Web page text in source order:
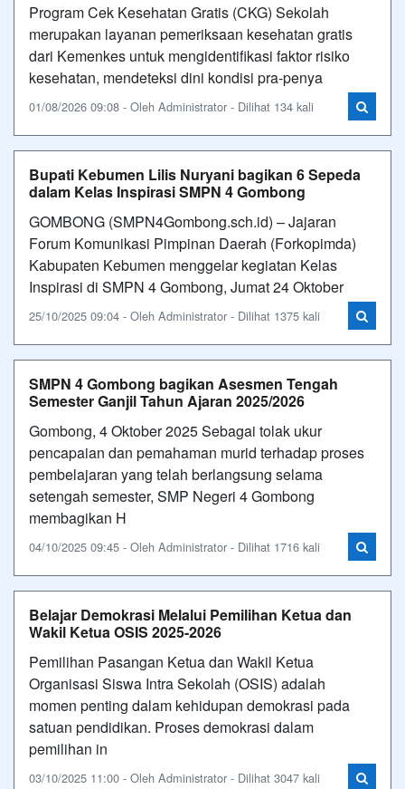
Program Cek Kesehatan Gratis (CKG) Sekolah
merupakan layanan pemeriksaan kesehatan gratis
dari Kemenkes untuk mengidentifikasi faktor risiko
kesehatan, mendeteksi dini kondisi pra-penya
01/08/2026 09:08 - Oleh Administrator - Dilihat 134 kali
Bupati Kebumen Lilis Nuryani bagikan 6 Sepeda
dalam Kelas Inspirasi SMPN 4 Gombong
GOMBONG (SMPN4Gombong.sch.id) – Jajaran
Forum Komunikasi Pimpinan Daerah (Forkopimda)
Kabupaten Kebumen menggelar kegiatan Kelas
Inspirasi di SMPN 4 Gombong, Jumat 24 Oktober
25/10/2025 09:04 - Oleh Administrator - Dilihat 1375 kali
SMPN 4 Gombong bagikan Asesmen Tengah
Semester Ganjil Tahun Ajaran 2025/2026
Gombong, 4 Oktober 2025 Sebagai tolak ukur
pencapaian dan pemahaman murid terhadap proses
pembelajaran yang telah berlangsung selama
setengah semester, SMP Negeri 4 Gombong
membagikan H
04/10/2025 09:45 - Oleh Administrator - Dilihat 1716 kali
Belajar Demokrasi Melalui Pemilihan Ketua dan
Wakil Ketua OSIS 2025-2026
Pemilihan Pasangan Ketua dan Wakil Ketua
Organisasi Siswa Intra Sekolah (OSIS) adalah
momen penting dalam kehidupan demokrasi pada
satuan pendidikan. Proses demokrasi dalam
pemilihan in
03/10/2025 11:00 - Oleh Administrator - Dilihat 3047 kali